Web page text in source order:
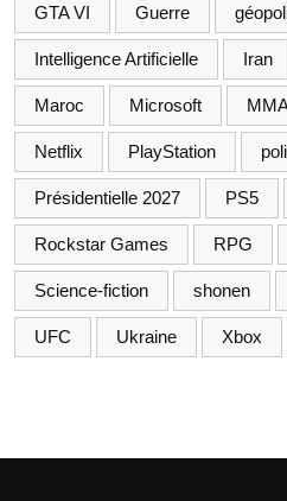
GTA VI Guerre
Intelligence Artificielle Iran
Maroc Microsoft
Netflix PlayStation
Présidentielle 2027 PS5
Rockstar Games RPG
Science-fiction shonen
UFC Ukraine Xbox